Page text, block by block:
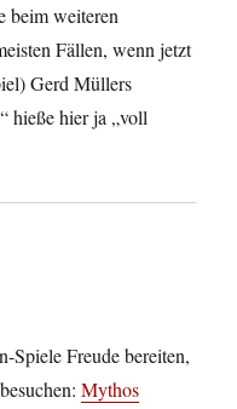
beim weiteren
Fällen, wenn jetzt
Gerd Müllers
hieße hier ja „voll
Spiele Freude bereiten,
Mythos